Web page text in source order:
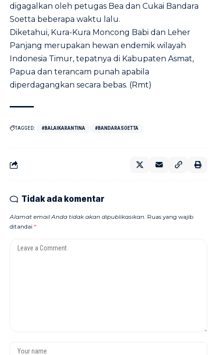
digagalkan oleh petugas Bea dan Cukai Bandara
Soetta beberapa waktu lalu.
Diketahui, Kura-Kura Moncong Babi dan Leher
Panjang merupakan hewan endemik wilayah
Indonesia Timur, tepatnya di Kabupaten Asmat,
Papua dan terancam punah apabila
diperdagangkan secara bebas. (Rmt)
TAGGED: #BALAIKARANTINA #BANDARASOETTA
Tidak ada komentar
Alamat email Anda tidak akan dipublikasikan. Ruas yang wajib
ditandai *